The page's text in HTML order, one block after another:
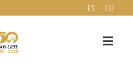
ES EU
Toggle